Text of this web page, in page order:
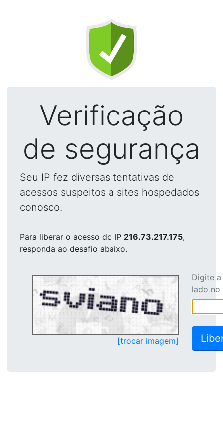
Verificação
de segurança
Seu IP fez diversas tentativas de
acessos suspeitos a sites hospedados
conosco.
Para liberar o acesso do IP 216.73.217.175,
responda ao desafio abaixo.
[trocar imagem]
Digite
lado no